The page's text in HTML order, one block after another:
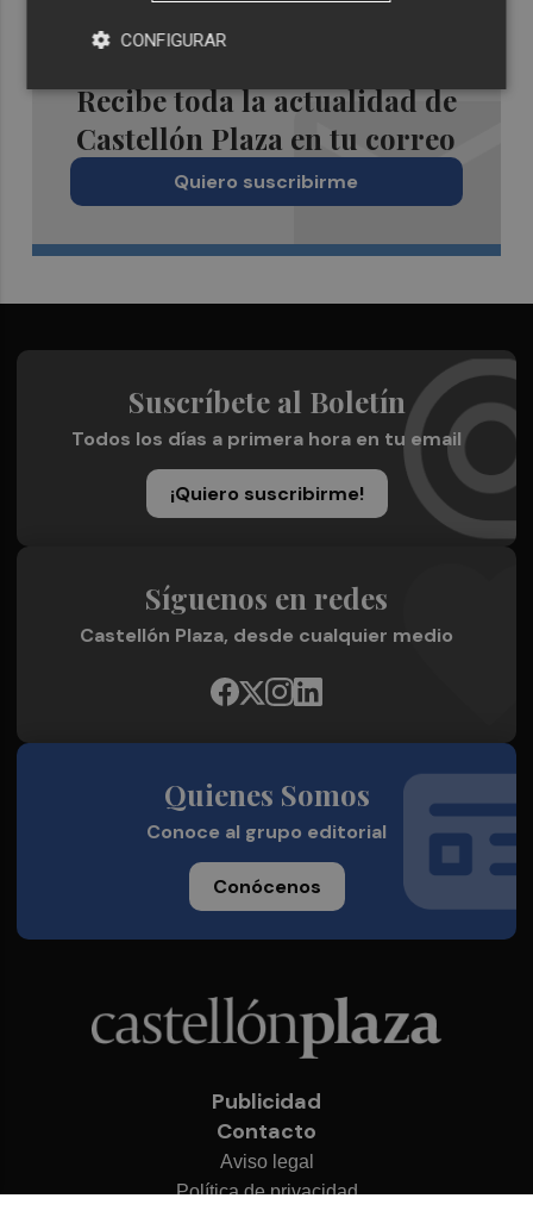
Recibe toda la actualidad de
Castellón Plaza en tu correo
Quiero suscribirme
Suscríbete al Boletín
Todos los días a primera hora en tu email
¡Quiero suscribirme!
Síguenos en redes
Castellón Plaza, desde cualquier medio
Quienes Somos
Conoce al grupo editorial
Conócenos
Publicidad
Contacto
Aviso legal
Política de privacidad
CONFIGURAR